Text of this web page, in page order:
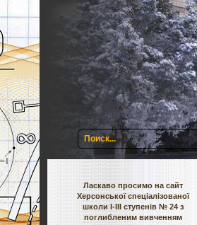
Ласкаво просимо на сайт
Херсонської спеціалізованої
школи І-ІІІ ступенів № 24 з
поглибленим вивченням